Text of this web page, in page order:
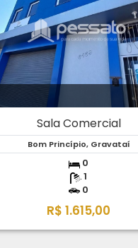
Sala Comercial
Bom Princípio, Gravataí
0
1
0
R$ 1.615,00